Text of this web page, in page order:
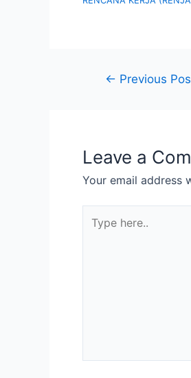
Post← Previous
Leave a
Your email address
here..